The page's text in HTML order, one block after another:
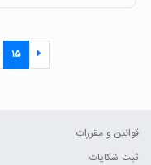
۱۵
قوانین و مقررات
ثبت شکایات